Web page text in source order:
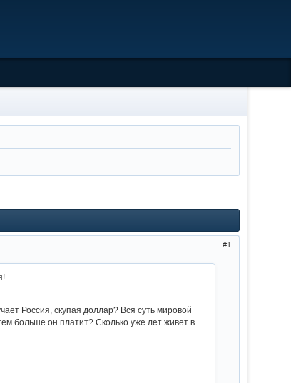
1
Россия, скупая доллар? Вся суть мировой
больше он платит? Сколько уже лет живет в